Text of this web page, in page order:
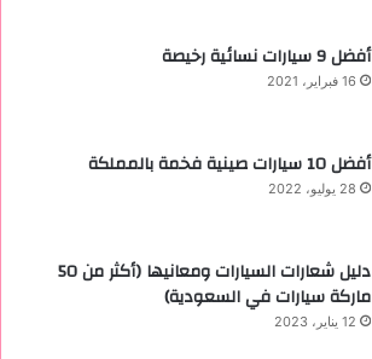
‏أفضل 9 سيارات نسائية رخيصة
16 فبراير، 2021
أفضل 10 سيارات صينية فخمة بالمملكة
28 يوليو، 2022
دليل شعارات السيارات ومعانيها (أكثر من 50
ماركة سيارات في السعودية)
12 يناير، 2023